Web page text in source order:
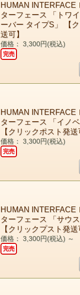
HUMAN INTERFACE
ターフェース 「トワ
ーバー タイプS」 【
送可】
価格： 3,300円(税込)
完売
HUMAN INTERFACE
ターフェース 「イノ
【クリックポスト発送
価格： 3,300円(税込)
完売
HUMAN INTERFACE
ターフェース 「サウ
【クリックプスト発送
価格： 3,300円(税込) ～
完売